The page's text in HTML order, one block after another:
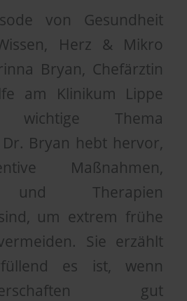
von Gesundheit
Herz & Mikro
Bryan, Chefärztin
am Klinikum Lippe
Thema
Bryan hebt hervor,
Maßnahmen,
und Therapien
um extrem frühe
Sie erzählt
es ist, wenn
gut